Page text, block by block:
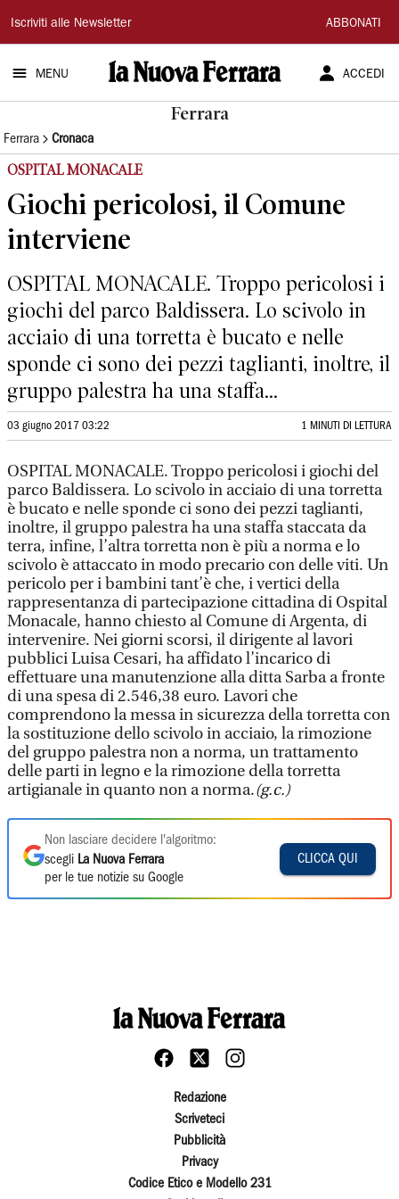
La
Nuova
Ferrara
Iscriviti alle Newsletter ABBONATI
MENU ACCEDI
Ferrara
Ferrara Cronaca
OSPITAL MONACALE
Giochi pericolosi, il Comune
interviene
OSPITAL MONACALE. Troppo pericolosi i
giochi del parco Baldissera. Lo scivolo in
acciaio di una torretta è bucato e nelle
sponde ci sono dei pezzi taglianti, inoltre, il
gruppo palestra ha una staffa...
03 giugno 2017 03:22 1 MINUTI DI LETTURA
OSPITAL MONACALE. Troppo pericolosi i giochi del
parco Baldissera. Lo scivolo in acciaio di una torretta
è bucato e nelle sponde ci sono dei pezzi taglianti,
inoltre, il gruppo palestra ha una staffa staccata da
terra, infine, l’altra torretta non è più a norma e lo
scivolo è attaccato in modo precario con delle viti. Un
pericolo per i bambini tant’è che, i vertici della
rappresentanza di partecipazione cittadina di Ospital
Monacale, hanno chiesto al Comune di Argenta, di
intervenire. Nei giorni scorsi, il dirigente al lavori
pubblici Luisa Cesari, ha affidato l’incarico di
effettuare una manutenzione alla ditta Sarba a fronte
di una spesa di 2.546,38 euro. Lavori che
comprendono la messa in sicurezza della torretta con
la sostituzione dello scivolo in acciaio, la rimozione
del gruppo palestra non a norma, un trattamento
delle parti in legno e la rimozione della torretta
artigianale in quanto non a norma.(g.c.)
Non lasciare decidere l'algoritmo:
scegli La Nuova Ferrara
per le tue notizie su Google
CLICCA QUI
Redazione
Scriveteci
Pubblicità
Privacy
Codice Etico e Modello 231